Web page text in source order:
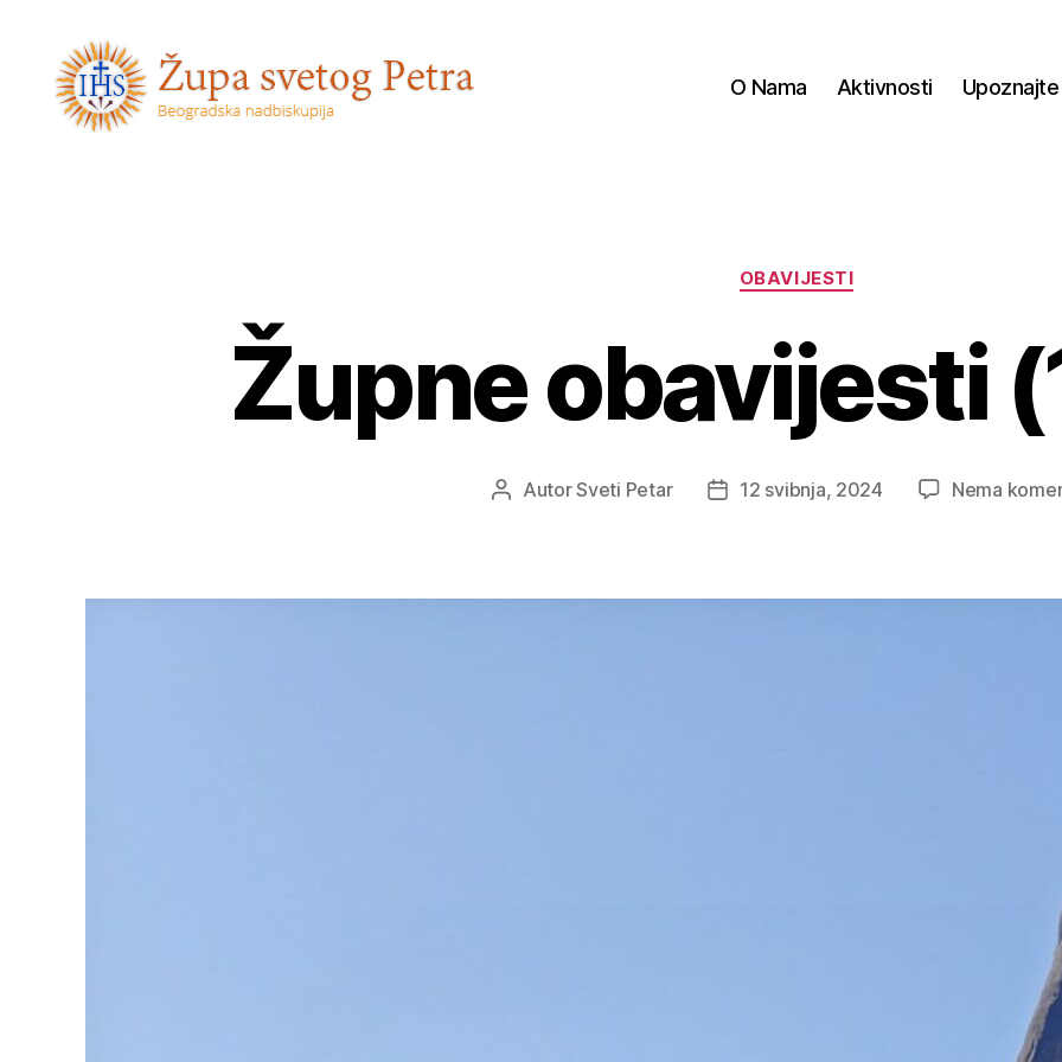
O Nama Aktivnosti Upoznajte
Kategorije
OBAVIJESTI
Župne obavijesti
AutorAutorSveti Petar
Datum
12 svibnja, 2024 Nema